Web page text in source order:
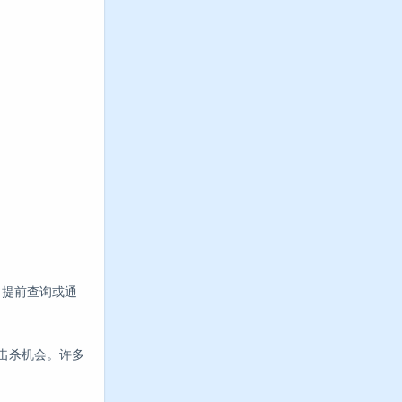
前查询或通
杀机会。许多